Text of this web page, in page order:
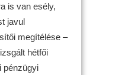
is van esély,
javul
megítélése –
hétfői
pénzügyi